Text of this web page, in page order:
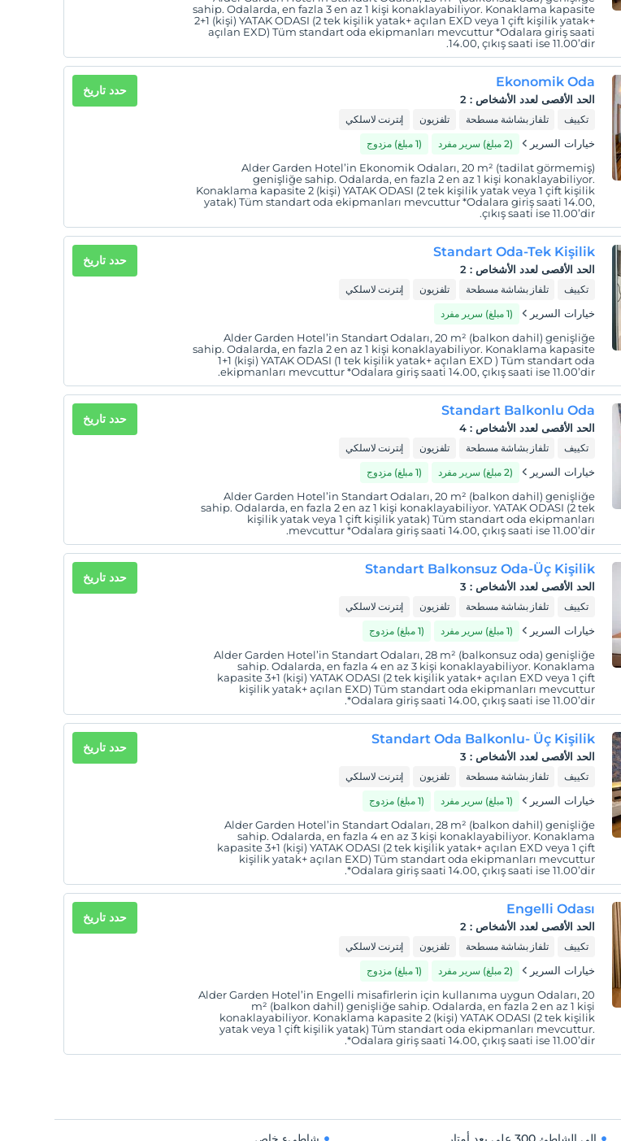
sahip. Odalarda, en fazla 3 en az 1 kişi konaklayabiliyor. Konaklama kapasite
2+1 (kişi) YATAK ODASI (2 tek kişilik yatak+ açılan EXD veya 1 çift kişilik yatak+
açılan EXD) Tüm standart oda ekipmanları mevcuttur *Odalara giriş saati
14.00, çıkış saati ise 11.00’dir.
Ekonomik Oda
الحد الأقصى لعدد الأشخاص :
2
تكييف تلفاز بشاشة مسطحة تلفزيون إنترنت لاسلكي
خيارات السرير (2 مبلغ) سرير مفرد (1 مبلغ) مزدوج
Alder Garden Hotel’in Ekonomik Odaları, 20 m² (tadilat görmemiş)
genişliğe sahip. Odalarda, en fazla 2 en az 1 kişi konaklayabiliyor.
Konaklama kapasite 2 (kişi) YATAK ODASI (2 tek kişilik yatak veya 1 çift kişilik
yatak) Tüm standart oda ekipmanları mevcuttur *Odalara giriş saati 14.00,
çıkış saati ise 11.00’dir.
حدد تاريخ
Standart Oda-Tek Kişilik
الحد الأقصى لعدد الأشخاص :
2
تكييف تلفاز بشاشة مسطحة تلفزيون إنترنت لاسلكي
خيارات السرير (1 مبلغ) سرير مفرد
Alder Garden Hotel’in Standart Odaları, 20 m² (balkon dahil) genişliğe
sahip. Odalarda, en fazla 2 en az 1 kişi konaklayabiliyor. Konaklama kapasite
1+1 (kişi) YATAK ODASI (1 tek kişilik yatak+ açılan EXD ) Tüm standart oda
ekipmanları mevcuttur *Odalara giriş saati 14.00, çıkış saati ise 11.00’dir.
حدد تاريخ
Standart Balkonlu Oda
الحد الأقصى لعدد الأشخاص :
4
تكييف تلفاز بشاشة مسطحة تلفزيون إنترنت لاسلكي
خيارات السرير (2 مبلغ) سرير مفرد (1 مبلغ) مزدوج
Alder Garden Hotel’in Standart Odaları, 20 m² (balkon dahil) genişliğe
sahip. Odalarda, en fazla 2 en az 1 kişi konaklayabiliyor. YATAK ODASI (2 tek
kişilik yatak veya 1 çift kişilik yatak) Tüm standart oda ekipmanları
mevcuttur *Odalara giriş saati 14.00, çıkış saati ise 11.00’dir.
حدد تاريخ
Standart Balkonsuz Oda-Üç Kişilik
الحد الأقصى لعدد الأشخاص :
3
تكييف تلفاز بشاشة مسطحة تلفزيون إنترنت لاسلكي
خيارات السرير (1 مبلغ) سرير مفرد (1 مبلغ) مزدوج
Alder Garden Hotel’in Standart Odaları, 28 m² (balkonsuz oda) genişliğe
sahip. Odalarda, en fazla 4 en az 3 kişi konaklayabiliyor. Konaklama
kapasite 3+1 (kişi) YATAK ODASI (2 tek kişilik yatak+ açılan EXD veya 1 çift
kişilik yatak+ açılan EXD) Tüm standart oda ekipmanları mevcuttur
*Odalara giriş saati 14.00, çıkış saati ise 11.00’dir.
حدد تاريخ
Standart Oda Balkonlu- Üç Kişilik
الحد الأقصى لعدد الأشخاص :
3
تكييف تلفاز بشاشة مسطحة تلفزيون إنترنت لاسلكي
خيارات السرير (1 مبلغ) سرير مفرد (1 مبلغ) مزدوج
Alder Garden Hotel’in Standart Odaları, 28 m² (balkon dahil) genişliğe
sahip. Odalarda, en fazla 4 en az 3 kişi konaklayabiliyor. Konaklama
kapasite 3+1 (kişi) YATAK ODASI (2 tek kişilik yatak+ açılan EXD veya 1 çift
kişilik yatak+ açılan EXD) Tüm standart oda ekipmanları mevcuttur
*Odalara giriş saati 14.00, çıkış saati ise 11.00’dir.
حدد تاريخ
Engelli Odası
الحد الأقصى لعدد الأشخاص :
2
تكييف تلفاز بشاشة مسطحة تلفزيون إنترنت لاسلكي
خيارات السرير (2 مبلغ) سرير مفرد (1 مبلغ) مزدوج
Alder Garden Hotel’in Engelli misafirlerin için kullanıma uygun Odaları, 20
m² (balkon dahil) genişliğe sahip. Odalarda, en fazla 2 en az 1 kişi
konaklayabiliyor. Konaklama kapasite 2 (kişi) YATAK ODASI (2 tek kişilik
yatak veya 1 çift kişilik yatak) Tüm standart oda ekipmanları mevcuttur.
*Odalara giriş saati 14.00, çıkış saati ise 11.00’dir.
حدد تاريخ